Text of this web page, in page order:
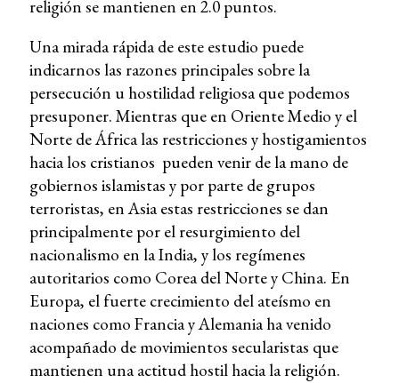
religión se mantienen en 2.0 puntos.
Una mirada rápida de este estudio puede
indicarnos las razones principales sobre la
persecución u hostilidad religiosa que podemos
presuponer. Mientras que en Oriente Medio y el
Norte de África las restricciones y hostigamientos
hacia los cristianos pueden venir de la mano de
gobiernos islamistas y por parte de grupos
terroristas, en Asia estas restricciones se dan
principalmente por el resurgimiento del
nacionalismo en la India, y los regímenes
autoritarios como Corea del Norte y China. En
Europa, el fuerte crecimiento del ateísmo en
naciones como Francia y Alemania ha venido
acompañado de movimientos secularistas que
mantienen una actitud hostil hacia la religión.